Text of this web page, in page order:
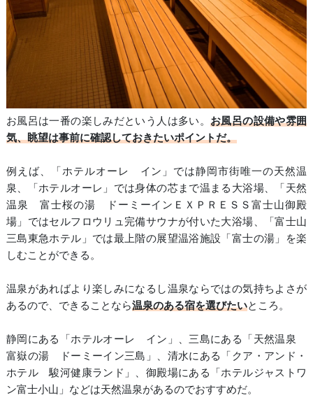
お風呂は一番の楽しみだという人は多い。お風呂の設備や雰囲
気、眺望は事前に確認しておきたいポイントだ。
例えば、「ホテルオーレ イン」では静岡市街唯一の天然温
泉、「ホテルオーレ」では身体の芯まで温まる大浴場、「天然
温泉 富士桜の湯 ドーミーインＥＸＰＲＥＳＳ富士山御殿
場」ではセルフロウリュ完備サウナが付いた大浴場、「富士山
三島東急ホテル」では最上階の展望温浴施設「富士の湯」を楽
しむことができる。
温泉があればより楽しみになるし温泉ならではの気持ちよさが
あるので、できることなら温泉のある宿を選びたいところ。
静岡にある「ホテルオーレ イン」、三島にある「天然温泉
富嶽の湯 ドーミーイン三島」、清水にある「クア・アンド・
ホテル 駿河健康ランド」、御殿場にある「ホテルジャストワ
ン富士小山」などは天然温泉があるのでおすすめだ。